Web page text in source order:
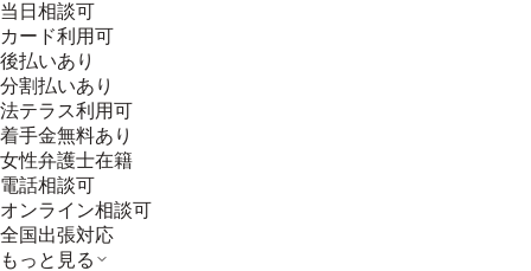
当日相談可
カード利用可
後払いあり
分割払いあり
法テラス利用可
着手金無料あり
女性弁護士在籍
電話相談可
オンライン相談可
全国出張対応
もっと見る